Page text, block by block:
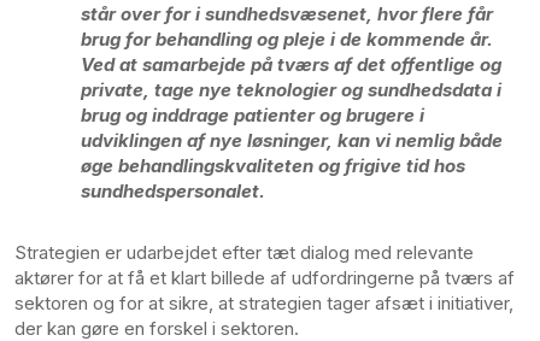
står over for i sundhedsvæsenet, hvor flere får
brug for behandling og pleje i de kommende år.
Ved at samarbejde på tværs af det offentlige og
private, tage nye teknologier og sundhedsdata i
brug og inddrage patienter og brugere i
udviklingen af nye løsninger, kan vi nemlig både
øge behandlingskvaliteten og frigive tid hos
sundhedspersonalet.
Strategien er udarbejdet efter tæt dialog med relevante
aktører for at få et klart billede af udfordringerne på tværs af
sektoren og for at sikre, at strategien tager afsæt i initiativer,
der kan gøre en forskel i sektoren.